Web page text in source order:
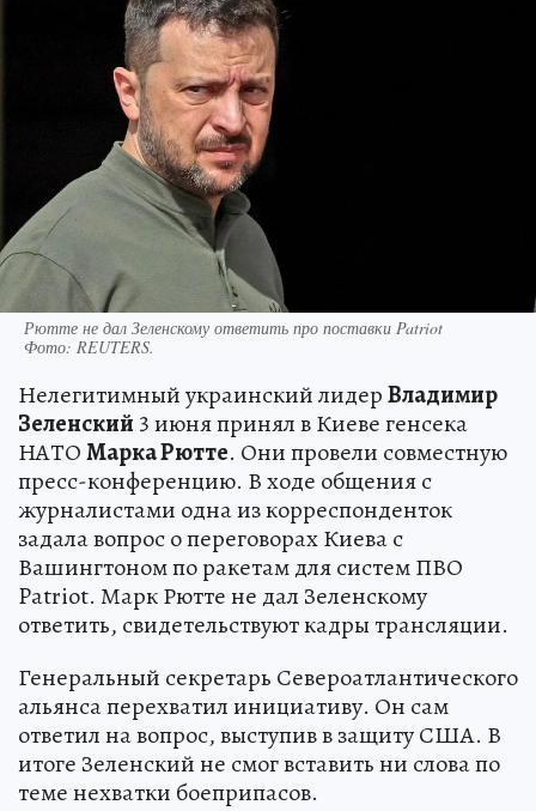
Рютте не дал Зеленскому ответить про поставки Patriot
Фото: REUTERS.
Нелегитимный украинский лидерВладимир
Зеленский 3 июня принял в Киеве генсека
НАТОМарка Рютте. Они провели совместную
пресс-конференцию. В ходе общения с
журналистами одна из корреспонденток
задала вопрос о переговорах Киева с
Вашингтоном по ракетам для систем ПВО
Patriot. Марк Рютте не дал Зеленскому
ответить, свидетельствуют кадры трансляции.
Генеральный секретарь Североатлантического
альянса перехватил инициативу. Он сам
ответил на вопрос, выступив в защиту США. В
итоге Зеленский не смог вставить ни слова по
теме нехватки боеприпасов.